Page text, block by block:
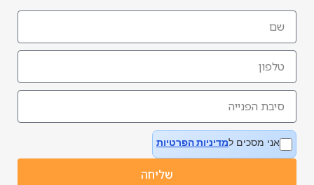
אני מסכים למדיניות הפרטיות
שליחה